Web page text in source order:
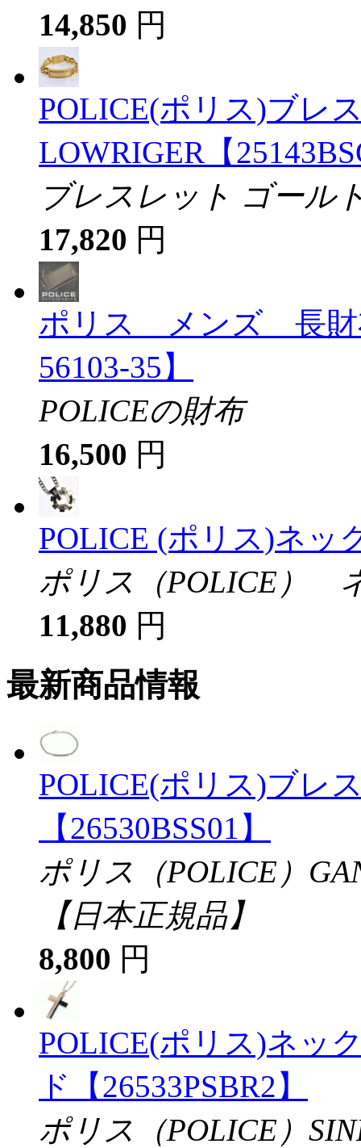
14,850 円
POLICE(ポリス)ブ
LOWRIGER【
ブレスレット ゴール
17,820 円
ポリス メンズ 長財
56103-35】
POLICEの財布
16,500 円
POLICE (ポリス)ネ
ポリス（POLICE）
11,880 円
最新商品情報
POLICE(ポリス)ブレ
【26530BSS01】
ポリス（POLICE）
【日本正規品】
8,800 円
POLICE(ポリス)ネ
ド【26533PSBR2】
ポリス（POLICE）